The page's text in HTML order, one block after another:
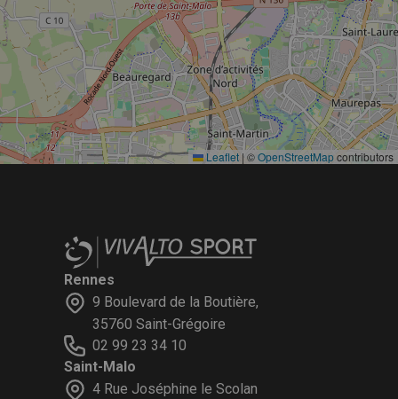
Leaflet | ©OpenStreetMapcontributors
Rennes
9 Boulevard de la Boutière,
35760 Saint-Grégoire
02 99 23 34 10
Saint-Malo
4 Rue Joséphine le Scolan